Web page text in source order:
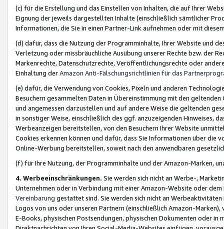
(c) für die Erstellung und das Einstellen von Inhalten, die auf Ihrer
Eignung der jeweils dargestellten Inhalte (einschließlich sämtlicher
Informationen, die Sie in einen Partner-Link aufnehmen oder mit
(d) dafür, dass die Nutzung der Programminhalte, Ihrer Website und
Verletzung oder missbräuchliche Ausübung unserer Rechte bzw. der
Markenrechte, Datenschutzrechte, Veröffentlichungsrechte oder
Einhaltung derAmazon Anti-Fälschungsrichtlinien für das
(e) dafür, die Verwendung von Cookies, Pixeln und anderen
Besuchern gesammelten Daten in Übereinstimmung mit den
und angemessen darzustellen und auf andere Weise die geltenden
in sonstiger Weise, einschließlich des ggf. anzuzeigenden Hinweises,
Werbeanzeigen bereitstellen, von den Besuchern Ihrer Website
Cookies erkennen können und dafür, dass Sie Informationen über die
Online-Werbung bereitstellen, soweit nach den anwendbaren
(f) für Ihre Nutzung, der Programminhalte und der Amazon-Marken,
4. Werbeeinschränkungen. Sie werden sich nicht an Werbe-,
Unternehmen oder in Verbindung mit einer Amazon-Website oder
Vereinbarung gestattet sind. Sie werden sich nicht an
Logos von uns oder unseren Partnern (einschließlich Amazon-
E-Books, physischen Postsendungen, physischen Dokumenten oder in